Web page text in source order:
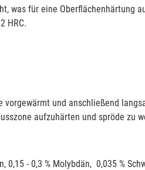
was für eine Oberflächenhärtung
HRC.
und anschließend
aufzuhärten und spröde zu
- 0,3 % Molybdän, 0,035 %